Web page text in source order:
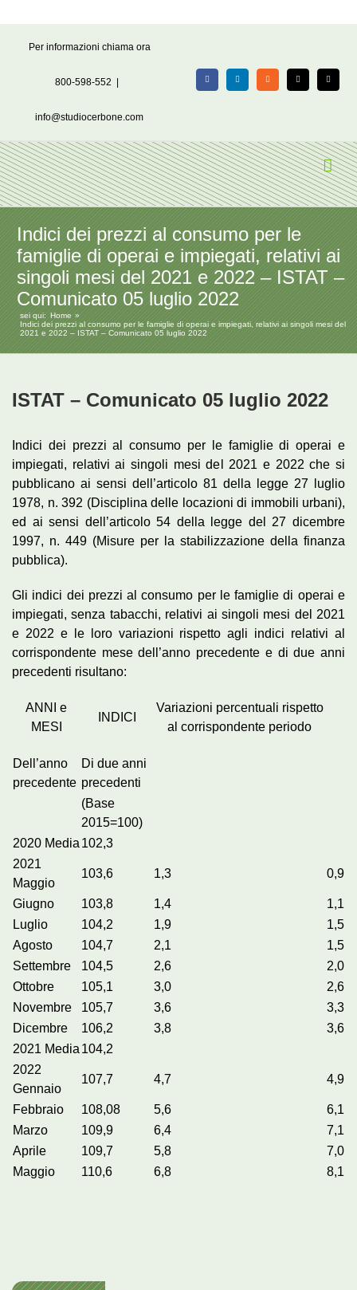
Per informazioni chiama ora
800-598-552
info@studiocerbone.com
FacebookLinkedIn Rss X Email
Indici dei prezzi al consumo per le
famiglie di operai e impiegati, relativi ai
singoli mesi del 2021 e 2022 – ISTAT –
Comunicato 05 luglio 2022
sei qui: Home
Indici dei prezzi al consumo per le famiglie di operai e impiegati, relativi ai singoli mesi del
2021 e 2022 – ISTAT – Comunicato 05 luglio 2022
ISTAT – Comunicato 05 luglio 2022
Indici dei prezzi al consumo per le famiglie di operai e
impiegati, relativi ai singoli mesi del 2021 e 2022 che si
pubblicano ai sensi dell’articolo 81 della legge 27 luglio
1978, n. 392 (Disciplina delle locazioni di immobili urbani),
ed ai sensi dell’articolo 54 della legge del 27 dicembre
1997, n. 449 (Misure per la stabilizzazione della finanza
pubblica).
Gli indici dei prezzi al consumo per le famiglie di operai e
impiegati, senza tabacchi, relativi ai singoli mesi del 2021
e 2022 e le loro variazioni rispetto agli indici relativi al
corrispondente mese dell’anno precedente e di due anni
precedenti risultano:
ANNI e
MESI
INDICI
Variazioni percentuali rispetto
al corrispondente periodo
Dell’anno
precedente
Di due anni
precedenti
(Base
2015=100)
2020 Media 102,3
2021
Maggio
103,6 1,3 0,9
Giugno 103,8 1,4
1,1
Luglio
104,2 1,9
1,5
Agosto
104,7 2,1
1,5
Settembre
104,5 2,6
2,0
Ottobre
105,1 3,0
2,6
Novembre
105,7 3,6
3,3
Dicembre
106,2 3,8
3,6
2021 Media 104,2
2022
Gennaio
107,7 4,7 4,9
Febbraio 108,08 5,6
6,1
Marzo
109,9 6,4
7,1
Aprile
109,7 5,8
7,0
Maggio
110,6 6,8 8,1